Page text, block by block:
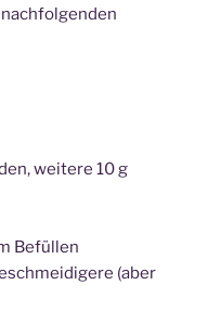
weitere 10 g
Befüllen
(aber